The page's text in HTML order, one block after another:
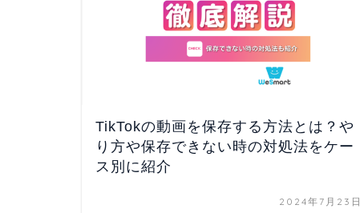
TikTokの動画を保存する方法とは？や
り方や保存できない時の対処法をケー
ス別に紹介
2024年7月23日